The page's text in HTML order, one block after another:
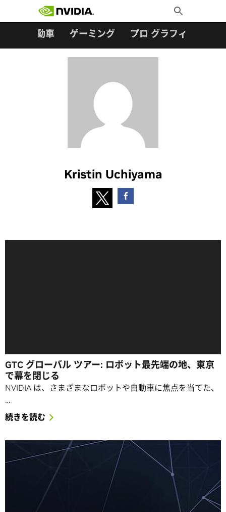
Toggle
Search
自動車 ゲーミング プロ グラフィックス
Kristin Uchiyama
GTC グローバル ツアー: ロボット最先端の地、東京
で幕を閉じる
NVIDIA は、さまざまなロボットや自動車に焦点を当てた、
…
続きを読む